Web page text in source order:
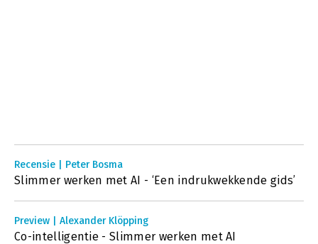
Recensie | Peter Bosma
Slimmer werken met AI - ‘Een indrukwekkende gids’
Preview | Alexander Klöpping
Co-intelligentie - Slimmer werken met AI